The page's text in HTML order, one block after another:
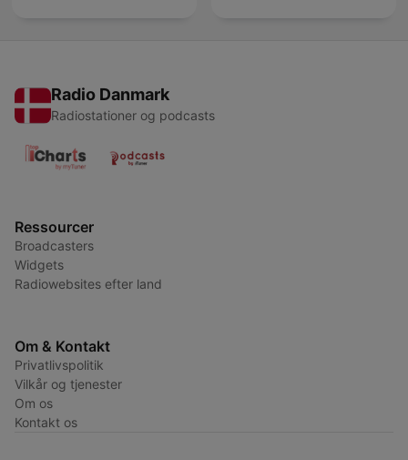
Radio Danmark
Radiostationer og podcasts
Ressourcer
Broadcasters
Widgets
Radiowebsites efter land
Om & Kontakt
Privatlivspolitik
Vilkår og tjenester
Om os
Kontakt os